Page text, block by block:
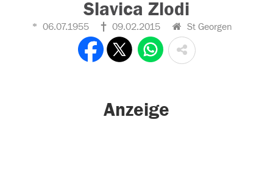
Slavica Zlodi
06.07.1955 09.02.2015 St Georgen
Anzeige